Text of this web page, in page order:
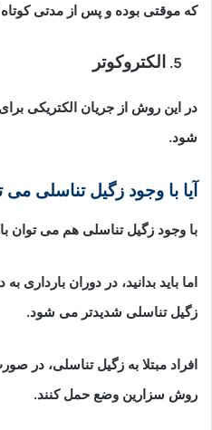
که موقتی بوده و پس از مدتی
الکتروکوتر
در این روش از جریان الکتریکی
شود.
آیا با وجود زگیل تناسلی
با وجود زگیل تناسلی هم می توان
اما باید بدانید، در دوران بارداری
زگیل تناسلی شدیدتر می شود.
افراد مبتلا به زگیل تناسلی، در
روش سزارین وضع حمل کنند.